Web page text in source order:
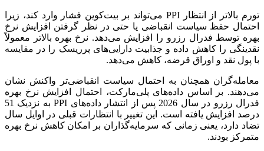
تورم بالاتر از انتظار PPI می‌تواند بر بیت‌کوین فشار وارد کند، زیرا
احتمال حفظ سیاست انقباضی یا حتی در نظر گرفتن افزایش نرخ
بهره توسط فدرال رزرو را افزایش می‌دهد. نرخ بهره بالاتر معمولاً
نقدینگی را کاهش داده و جذابیت دارایی‌های پرریسک را در مقایسه
با پول نقد و اوراق قرضه، کاهش می‌دهد.
معامله‌گران همچنان به احتمال سیاست انقباضی‌تر واکنش نشان
می‌دهند. بر اساس داده‌های پلی‌مارکت، احتمال افزایش نرخ بهره
فدرال رزرو در سال 2026 پس از انتشار داده‌های PPI به نزدیک 51
درصد افزایش یافته است. این تغییر با انتظارات قبلی در اوایل سال
تضاد دارد، یعنی زمانی که سرمایه‌گذاران بر امکان کاهش نرخ بهره
متمرکز بودند.